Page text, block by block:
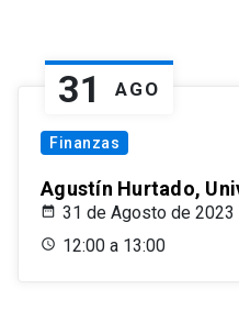
31 AGO
Finanzas
Agustín Hurtado,
31 de Agosto de 2023
12:00 a 13:00